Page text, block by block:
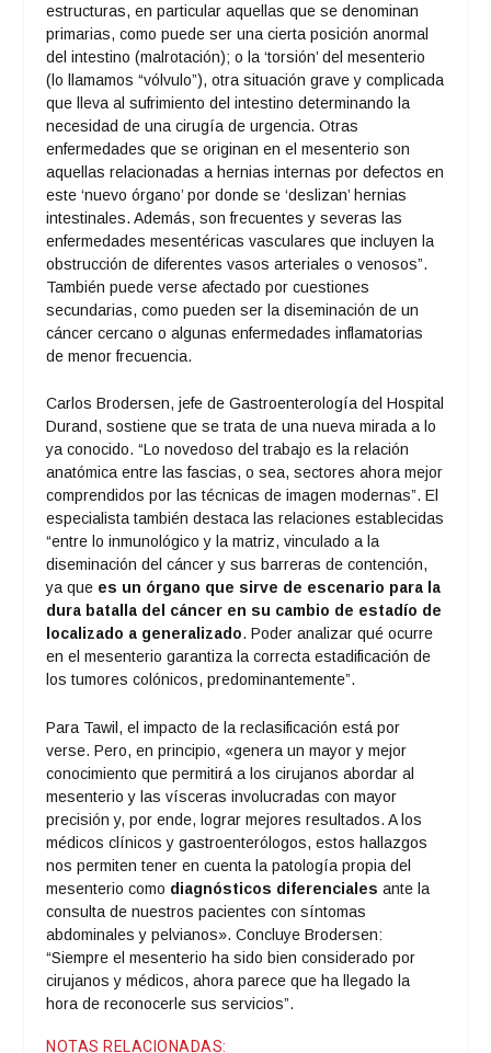
estructuras, en particular aquellas que se denominan
primarias, como puede ser una cierta posición anormal
del intestino (malrotación); o la ‘torsión’ del mesenterio
(lo llamamos “vólvulo”), otra situación grave y complicada
que lleva al sufrimiento del intestino determinando la
necesidad de una cirugía de urgencia. Otras
enfermedades que se originan en el mesenterio son
aquellas relacionadas a hernias internas por defectos en
este ‘nuevo órgano’ por donde se ‘deslizan’ hernias
intestinales. Además, son frecuentes y severas las
enfermedades mesentéricas vasculares que incluyen la
obstrucción de diferentes vasos arteriales o venosos”.
También puede verse afectado por cuestiones
secundarias, como pueden ser la diseminación de un
cáncer cercano o algunas enfermedades inflamatorias
de menor frecuencia.
Carlos Brodersen, jefe de Gastroenterología del Hospital
Durand, sostiene que se trata de una nueva mirada a lo
ya conocido. “Lo novedoso del trabajo es la relación
anatómica entre las fascias, o sea, sectores ahora mejor
comprendidos por las técnicas de imagen modernas”. El
especialista también destaca las relaciones establecidas
“entre lo inmunológico y la matriz, vinculado a la
diseminación del cáncer y sus barreras de contención,
ya que es un órgano que sirve de escenario para la
dura batalla del cáncer en su cambio de estadío de
localizado a generalizado. Poder analizar qué ocurre
en el mesenterio garantiza la correcta estadificación de
los tumores colónicos, predominantemente”.
Para Tawil, el impacto de la reclasificación está por
verse. Pero, en principio, «genera un mayor y mejor
conocimiento que permitirá a los cirujanos abordar al
mesenterio y las vísceras involucradas con mayor
precisión y, por ende, lograr mejores resultados. A los
médicos clínicos y gastroenterólogos, estos hallazgos
nos permiten tener en cuenta la patología propia del
mesenterio como diagnósticos diferenciales ante la
consulta de nuestros pacientes con síntomas
abdominales y pelvianos». Concluye Brodersen:
“Siempre el mesenterio ha sido bien considerado por
cirujanos y médicos, ahora parece que ha llegado la
hora de reconocerle sus servicios”.
NOTAS RELACIONADAS: